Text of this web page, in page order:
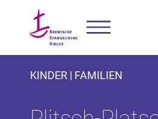
KINDER | FAMILIEN